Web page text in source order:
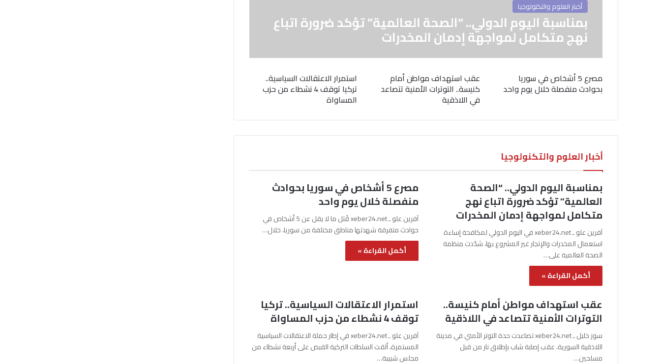
أخبار العلوم والتكنولوجيا
بمناسبة اليوم الدولي.. “الصحة العالمية” تؤكد ضرورة اتباع
نهج متكامل لمواجهة إدمان المخدرات
مصرع 5 أشخاص في سوريا
بحوادث منفصلة خلال يوم واحد
عقب استهداف مواطن أمام
كنيسة.. التوترات الأمنية تتصاعد
في اللاذقية
استمرار الاعتقالات السياسية..
تركيا توقف 4 نشطاء من حزب
المساواة
أخبار العلوم والتكنولوجيا
بمناسبة اليوم الدولي.. “الصحة
العالمية” تؤكد ضرورة اتباع نهج
متكامل لمواجهة إدمان المخدرات
آفرين علو ـ xeber24.net في اليوم الدولي لمكافحة إساءة
استعمال المخدرات والإتجار غير المشروع بها، شدّدت منظمة
الصحة العالمية على…
أكمل القراءة »
مصرع 5 أشخاص في سوريا بحوادث
منفصلة خلال يوم واحد
آفرين علو ـ xeber24.net قُتل ما لا يقل عن 5 أشخاص في
حوادث متفرقة شهدتها مناطق مختلفة من سوريا، خلال…
أكمل القراءة »
عقب استهداف مواطن أمام كنيسة..
التوترات الأمنية تتصاعد في اللاذقية
سوز خليل ـ xeber24.net تصاعدت حدة التوتر الأمني في مدينة
اللاذقية السورية، عقب إصابة شاب بإطلاق نار من قبل
مسلحين…
استمرار الاعتقالات السياسية.. تركيا
توقف 4 نشطاء من حزب المساواة
آفرين علو ـ xeber24.net في إطار حملة الاعتقالات السياسية
المستمرة، ألقت السلطات التركية القبض على أربعة نشطاء من
مجلس شبيبة…